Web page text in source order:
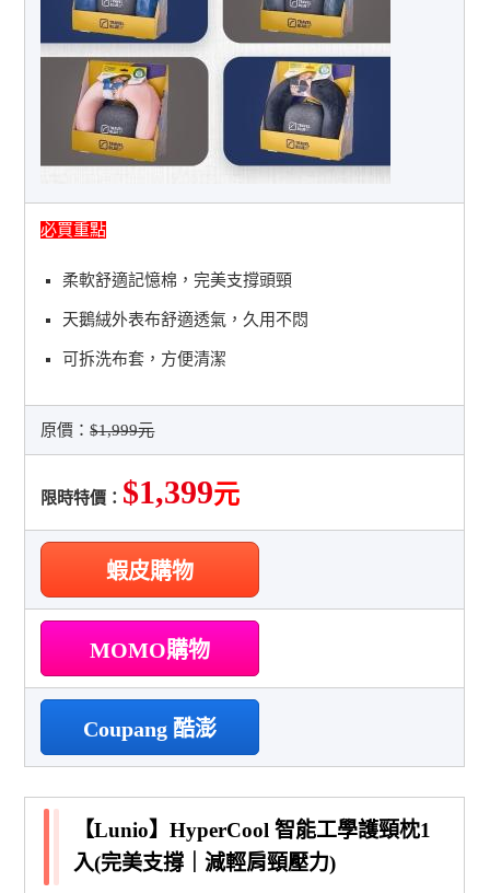
必買重點
柔軟舒適記憶棉，完美支撐頭頸
天鵝絨外表布舒適透氣，久用不悶
可拆洗布套，方便清潔
原價：$1,999元
限時特價： $1,399元
蝦皮購物
MOMO購物
Coupang 酷澎
【Lunio】HyperCool 智能工學護頸枕1
入(完美支撐｜減輕肩頸壓力)